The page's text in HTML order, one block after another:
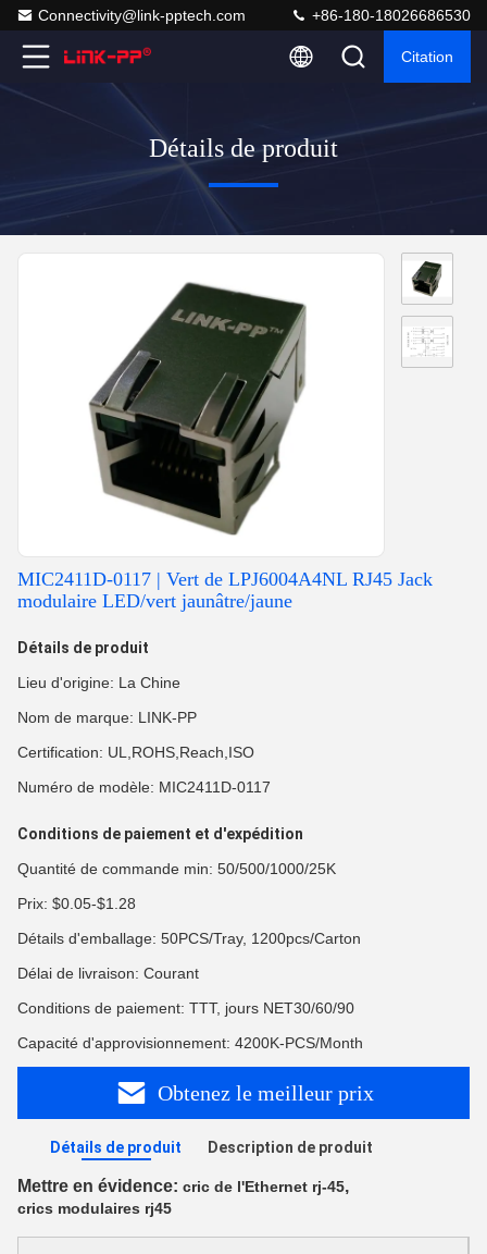
Connectivity@link-pptech.com +86-180-18026686530
Citation
Détails de produit
MIC2411D-0117 | Vert de LPJ6004A4NL RJ45 Jack
modulaire LED/vert jaunâtre/jaune
Détails de produit
Lieu d'origine: La Chine
Nom de marque: LINK-PP
Certification: UL,ROHS,Reach,ISO
Numéro de modèle: MIC2411D-0117
Conditions de paiement et d'expédition
Quantité de commande min: 50/500/1000/25K
Prix: $0.05-$1.28
Détails d'emballage: 50PCS/Tray, 1200pcs/Carton
Délai de livraison: Courant
Conditions de paiement: TTT, jours NET30/60/90
Capacité d'approvisionnement: 4200K-PCS/Month
Obtenez le meilleur prix
Détails de produit Description de produit
Mettre en évidence: cric de l'Ethernet rj-45,
crics modulaires rj45